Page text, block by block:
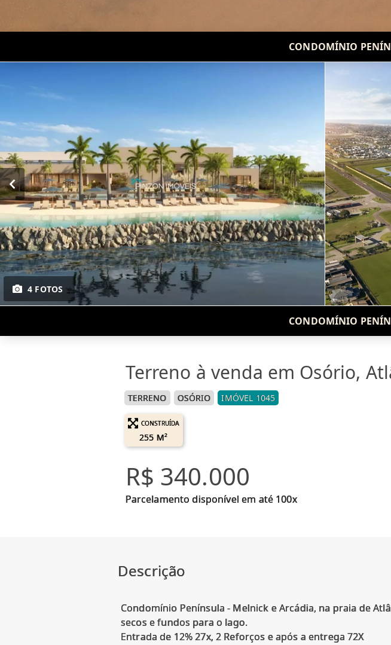
CONDOMÍNIO
4 FOTOS
CONDOMÍNIO
Terreno à venda em Osório,
TERRENO OSÓRIO IMÓVEL 1045
CONSTRUÍDA
255 M²
R$ 340.000
Parcelamento disponível em até 100x
Descrição
Condomínio Península - Melnick e Arcádia, na praia de
secos e fundos para o lago.
Entrada de 12% 27x, 2 Reforços e após a entrega 72X